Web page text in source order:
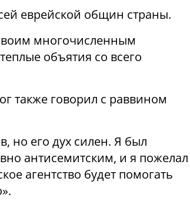
еврейской общин страны.
многочисленным
объятия со всего
также говорил с раввином
но его дух силен. Я был
антисемитским, и я пожелал
агентство будет помогать